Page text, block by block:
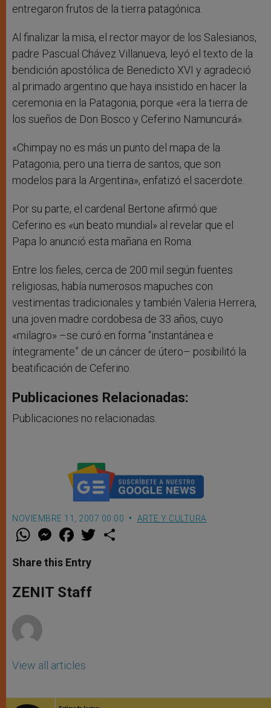
entregaron frutos de la tierra patagónica.
Al finalizar la misa, el rector mayor de los Salesianos,
padre Pascual Chávez Villanueva, leyó el texto de la
bendición apostólica de Benedicto XVI y agradeció
al primado argentino que haya insistido en hacer la
ceremonia en la Patagonia, porque «era la tierra de
los sueños de Don Bosco y Ceferino Namuncurá».
«Chimpay no es más un punto del mapa de la
Patagonia, pero una tierra de santos, que son
modelos para la Argentina», enfatizó el sacerdote.
Por su parte, el cardenal Bertone afirmó que
Ceferino es «un beato mundial» al revelar que el
Papa lo anunció esta mañana en Roma.
Entre los fieles, cerca de 200 mil según fuentes
religiosas, había numerosos mapuches con
vestimentas tradicionales y también Valeria Herrera,
una joven madre cordobesa de 33 años, cuyo
«milagro» –se curó en forma “instantánea e
íntegramente” de un cáncer de útero– posibilitó la
beatificación de Ceferino.
Publicaciones Relacionadas:
Publicaciones no relacionadas.
NOVIEMBRE 11, 2007 00:00 ARTE Y CULTURA
W
t
s
p
p
M
e
s
e
g
e
F
a
e
b
o
k
w
Share this Entry
ZENIT Staff
View all articles